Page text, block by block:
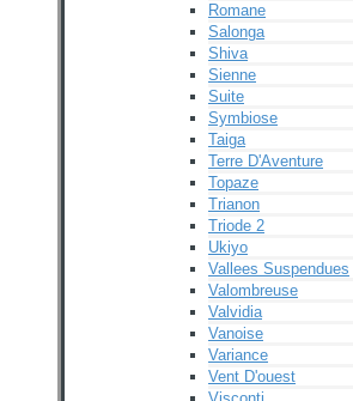
Romane
Salonga
Shiva
Sienne
Suite
Symbiose
Taiga
Terre D'Aventure
Topaze
Trianon
Triode 2
Ukiyo
Vallees Suspendues
Valombreuse
Valvidia
Vanoise
Variance
Vent D'ouest